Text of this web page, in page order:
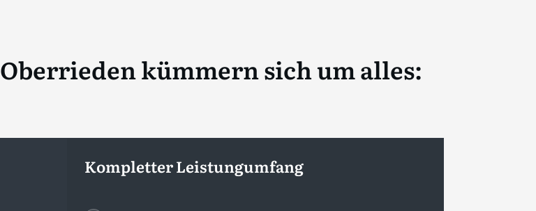
Oberriedenkümmern sich um alles:
Kompletter Leistungumfang